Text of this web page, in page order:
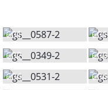
601 601
602
603
604
604